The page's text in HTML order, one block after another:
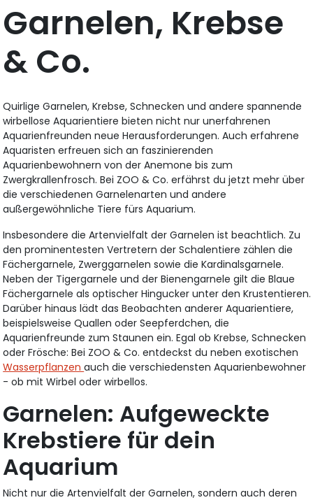
Garnelen, Krebse
& Co.
Quirlige Garnelen, Krebse, Schnecken und andere spannende
wirbellose Aquarientiere bieten nicht nur unerfahrenen
Aquarienfreunden neue Herausforderungen. Auch erfahrene
Aquaristen erfreuen sich an faszinierenden
Aquarienbewohnern von der Anemone bis zum
Zwergkrallenfrosch. Bei ZOO & Co. erfährst du jetzt mehr über
die verschiedenen Garnelenarten und andere
außergewöhnliche Tiere fürs Aquarium.
Insbesondere die Artenvielfalt der Garnelen ist beachtlich. Zu
den prominentesten Vertretern der Schalentiere zählen die
Fächergarnele, Zwerggarnelen sowie die Kardinalsgarnele.
Neben der Tigergarnele und der Bienengarnele gilt die Blaue
Fächergarnele als optischer Hingucker unter den Krustentieren.
Darüber hinaus lädt das Beobachten anderer Aquarientiere,
beispielsweise Quallen oder Seepferdchen, die
Aquarienfreunde zum Staunen ein. Egal ob Krebse, Schnecken
oder Frösche: Bei ZOO & Co. entdeckst du neben exotischen
Wasserpflanzenauch die verschiedensten Aquarienbewohner
- ob mit Wirbel oder wirbellos.
Garnelen: Aufgeweckte
Krebstiere für dein
Aquarium
Nicht nur die Artenvielfalt der Garnelen, sondern auch deren